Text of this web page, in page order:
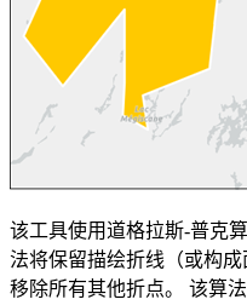
该工具使用道格拉斯-普克
法将保留描绘折线（或构
移除所有其他折点。 该算